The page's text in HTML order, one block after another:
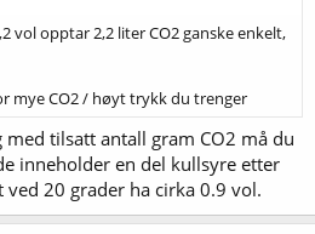
vol opptar 2,2 liter CO2 ganske enkelt,
mye CO2 / høyt trykk du trenger
tilsatt antall gram CO2 må du
inneholder en del kullsyre etter
20 grader ha cirka 0.9 vol.